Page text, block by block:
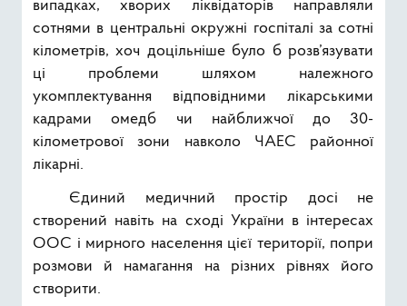
випадках, хворих ліквідаторів направляли
сотнями в центральні окружні госпіталі за сотні
кілометрів, хоч доцільніше було б розв’язувати
ці проблеми шляхом належного
укомплектування відповідними лікарськими
кадрами омедб чи найближчої до 30-
кілометрової зони навколо ЧАЕС районної
лікарні.
Єдиний медичний простір досі не
створений навіть на сході України в інтересах
ООС і мирного населення цієї території, попри
розмови й намагання на різних рівнях його
створити.